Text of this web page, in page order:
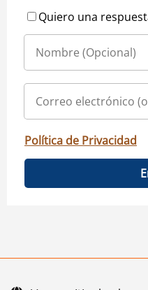
Quiero una
Política de Privacidad